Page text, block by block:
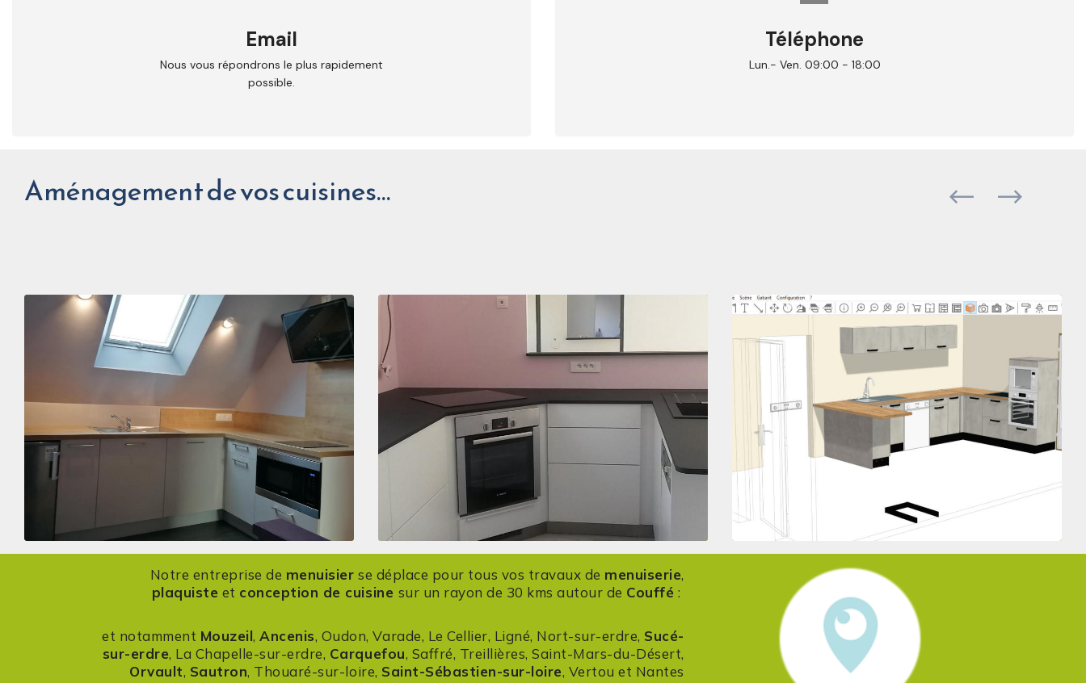
Email
Nous vous répondrons le plus rapidement
possible.
Téléphone
Lun.- Ven. 09:00 - 18:00
Aménagement de vos cuisines… Next
Notre entreprise de menuisier se déplace pour tous vos travaux de menuiserie,
plaquiste et conception de cuisine sur un rayon de 30 kms autour de Couffé :
et notamment Mouzeil,Ancenis, Oudon, Varade, Le Cellier, Ligné, Nort-sur-erdre, Sucé-
sur-erdre, La Chapelle-sur-erdre, Carquefou, Saffré, Treillières, Saint-Mars-du-Désert,
Orvault, Sautron, Thouaré-sur-loire, Saint-Sébastien-sur-loire, Vertou et Nantes